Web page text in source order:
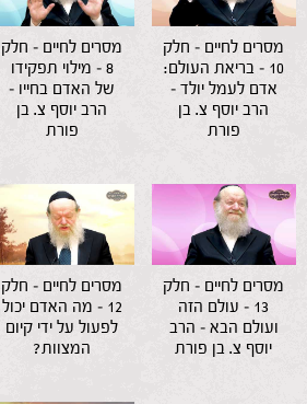
מסרים לחיים – חלק
8 – מילוי תפקידו
של האדם בחייו –
הרב יוסף צ. בן
פורת
מסרים לחיים – חלק
10 – בריאת העולם:
אדם לעמל יולד –
הרב יוסף צ. בן
פורת
מסרים לחיים – חלק
12 – מה האדם יכול
לפעול על ידי קיום
המצוות?
מסרים לחיים – חלק
13 – עולם הזה
ועולם הבא – הרב
יוסף צ. בן פורת